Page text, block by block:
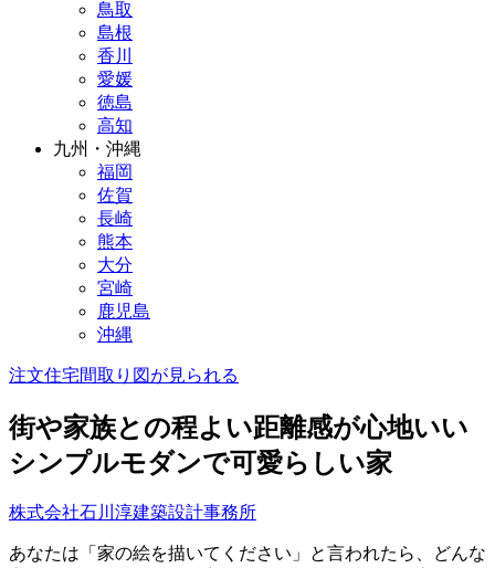
鳥取
島根
香川
愛媛
徳島
高知
九州・沖縄
福岡
佐賀
長崎
熊本
大分
宮崎
鹿児島
沖縄
注文住宅間取り図が見られる
街や家族との程よい距離感が心地いい
シンプルモダンで可愛らしい家
株式会社石川淳建築設計事務所
あなたは「家の絵を描いてください」と言われたら、どんな